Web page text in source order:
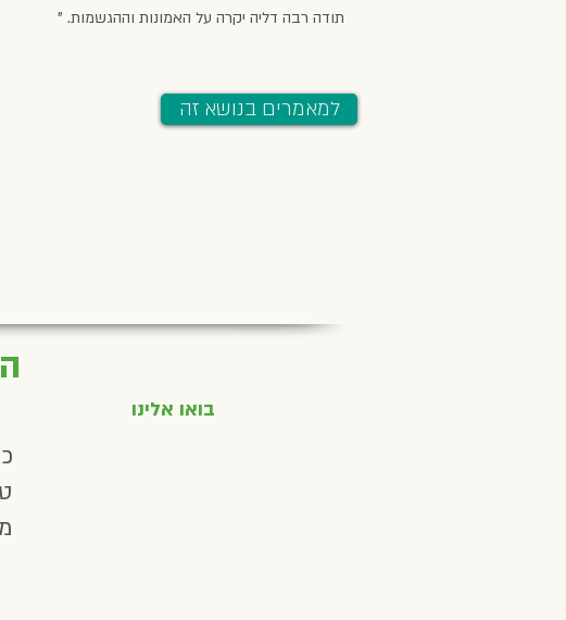
למאמרים בנושא זה
תודה רבה דליה יקרה על האמונות וההגשמות. "
בואו אלינו